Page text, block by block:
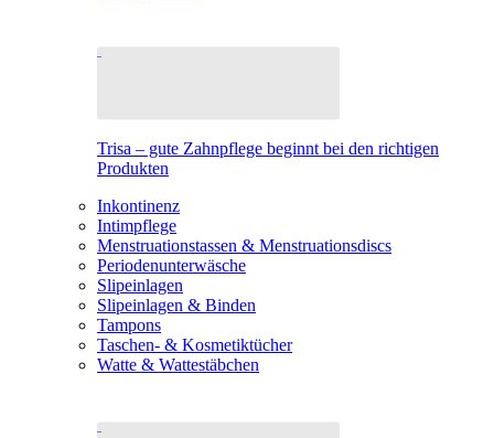
Trisa – gute Zahnpflege beginnt bei den richtigen
Produkten
Inkontinenz
Intimpflege
Menstruationstassen & Menstruationsdiscs
Periodenunterwäsche
Slipeinlagen
Slipeinlagen & Binden
Tampons
Taschen- & Kosmetiktücher
Watte & Wattestäbchen